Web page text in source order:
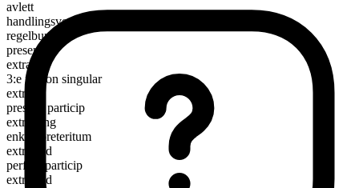
avlett
handlingsverb
regelbundet
presens
extract
3:e person singular
extracts
presens particip
extracting
enkelt preteritum
extracted
perfekt particip
extracted